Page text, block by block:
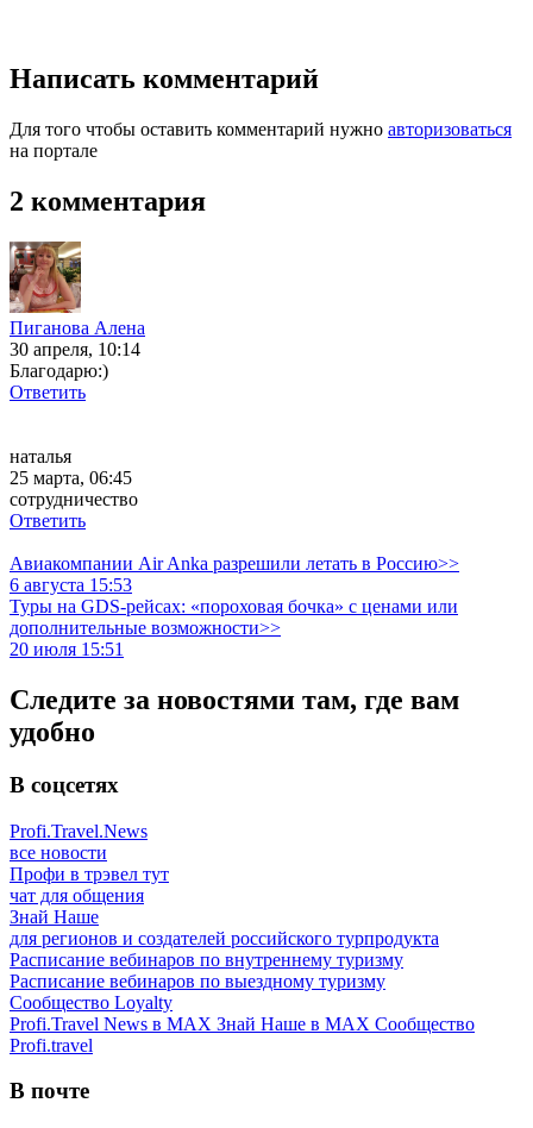
Написать комментарий
Для того чтобы оставить комментарий нужно авторизоваться
на портале
2 комментария
Пиганова Алена
30 апреля, 10:14
Благодарю:)
Ответить
наталья
25 марта, 06:45
сотрудничество
Ответить
Авиакомпании Air Anka разрешили летать в Россию>>
6 августа 15:53
Туры на GDS-рейсах: «пороховая бочка» с ценами или
дополнительные возможности>>
20 июля 15:51
Следите за новостями там, где вам
удобно
В соцсетях
Profi.Travel.News
все новости
Профи в трэвел тут
чат для общения
Знай Наше
для регионов и создателей российского турпродукта
Расписание вебинаров по внутреннему туризму
Расписание вебинаров по выездному туризму
Сообщество Loyalty
Profi.Travel News в MAX Знай Наше в MAX Сообщество
Profi.travel
В почте